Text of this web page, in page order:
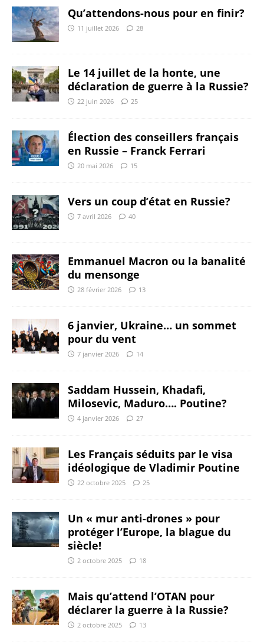
Qu’attendons-nous pour en finir?
11 juillet 2026 28
Le 14 juillet de la honte, une
déclaration de guerre à la Russie?
22 juin 2026 25
Élection des conseillers français
en Russie – Franck Ferrari
20 mai 2026 15
Vers un coup d’état en Russie?
7 avril 2026 40
Emmanuel Macron ou la banalité
du mensonge
28 février 2026 13
6 janvier, Ukraine… un sommet
pour du vent
7 janvier 2026 14
Saddam Hussein, Khadafi,
Milosevic, Maduro…. Poutine?
4 janvier 2026 27
Les Français séduits par le visa
idéologique de Vladimir Poutine
22 octobre 2025 25
Un « mur anti-drones » pour
protéger l’Europe, la blague du
siècle!
2 octobre 2025 18
Mais qu’attend l’OTAN pour
déclarer la guerre à la Russie?
2 octobre 2025 13